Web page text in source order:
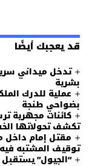
قد يعجبك أيضًا
تدخل ميداني
بشرية
عملية للدرك
بضواحي طنجة
كائنات مجهرية
تكشف تحولاتها
مقتل إمام داخل
توقيف المشتبه فيه
“الجيول”